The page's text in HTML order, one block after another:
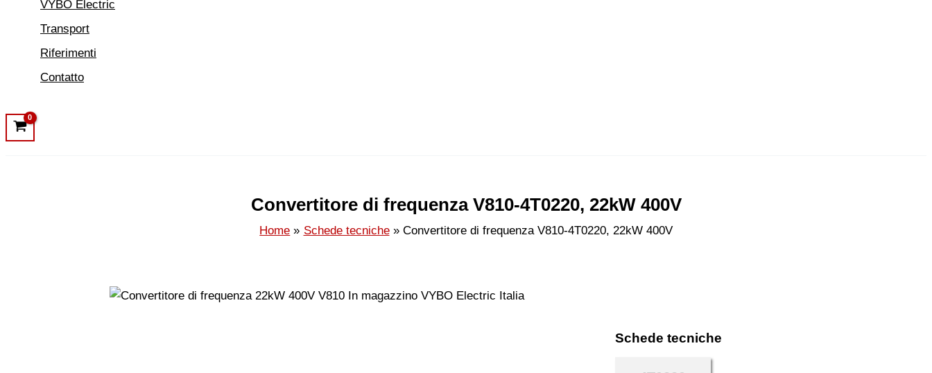
VYBO Electric
Transport
Riferimenti
Contatto
Convertitore di frequenza V810-4T0220, 22kW 400V
Home Schede tecniche Convertitore di frequenza V810-4T0220, 22kW 400V
Schede tecniche